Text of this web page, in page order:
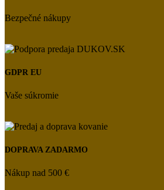
Bezpečné nákupy
GDPR EU
Vaše súkromie
DOPRAVA ZADARMO
Nákup nad 500 €